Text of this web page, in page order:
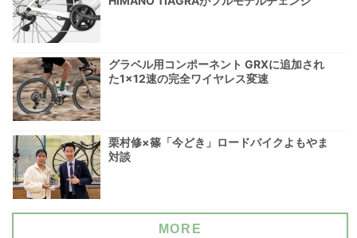
グラベル用コンポーネント GRXに追加され
た1×12速の完全ワイヤレス変速
栗村修×篠「今どき」ロードバイクよもやま
対談
MORE